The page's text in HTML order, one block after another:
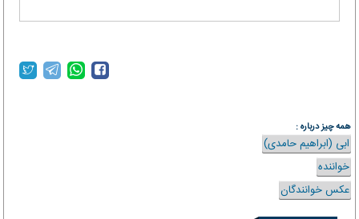
همه چیز درباره :
ابی (ابراهیم حامدی)
خواننده
عکس خوانندگان